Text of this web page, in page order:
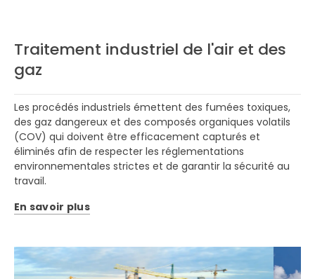
Traitement industriel de l'air et des
gaz
Les procédés industriels émettent des fumées toxiques,
des gaz dangereux et des composés organiques volatils
(COV) qui doivent être efficacement capturés et
éliminés afin de respecter les réglementations
environnementales strictes et de garantir la sécurité au
travail.
En savoir plus